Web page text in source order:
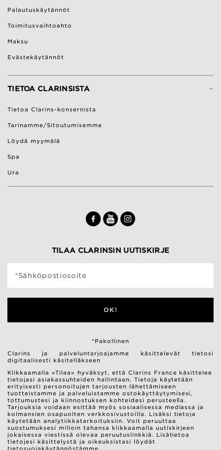
Palautuskäytännöt
Toimitusvaihtoehto
Maksu
Evästekäytännöt
-
TIETOA CLARINSISTA
Tietoa Clarins-konsernista
Tarinamme/Sitoutumisemme
Löydä myymälä
Spa
Ura
TILAA CLARINSIN UUTISKIRJE
*Sähköpostiosoite
OK!
*Pakollinen
Clarins ja palveluntarjoajamme käsittelevät tietosi
digitaalisesti käsitelläkseen
Klikkaamalla «Tilaa» hyväksyt, että Clarins France käsittelee
tietojasi asiakassuhteiden hallintaan. Tietoja käytetään
erityisesti personoitujen tarjousten lähettämiseen
tuotteistamme ja palveluistamme ostokäyttäytymisesi,
tottumustesi ja kiinnostuksen kohteidesi perusteella.
Tarjouksia voidaan esittää myös sosiaalisessa mediassa ja
kolmansien osapuolten verkkosivustoilla. Lisäksi tietoja
käytetään analytiikkatarkoituksiin. Voit peruuttaa
suostumuksesi milloin tahansa klikkaamalla uutiskirjeen
jokaisessa viestissä olevaa peruutuslinkkiä. Lisätietoa
tietojesi käsittelystä ja oikeuksistasi löydät